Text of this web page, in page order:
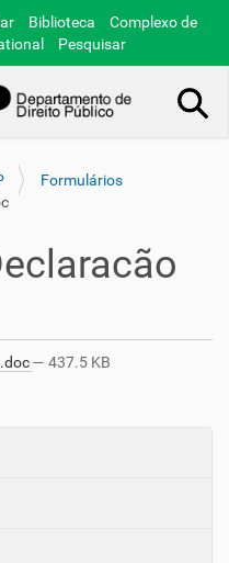
Biblioteca
Complexo de
Pesquisar
Formulários
— 437.5 KB